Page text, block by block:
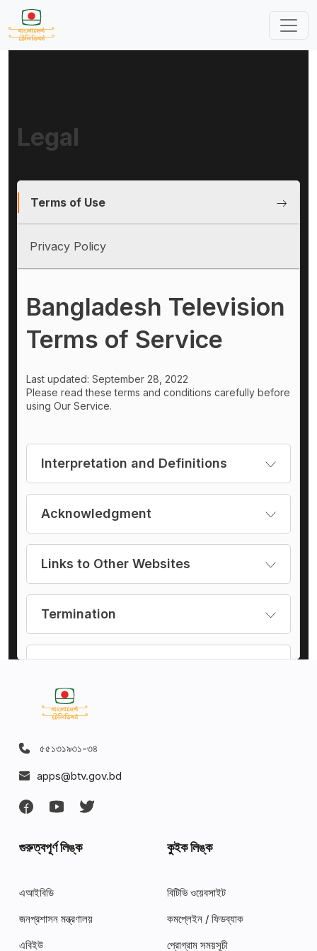
Legal
Terms of Use
Privacy Policy
Bangladesh Television
Terms of Service
Last updated: September 28, 2022
Please read these terms and conditions carefully before
using Our Service.
Interpretation and Definitions
Acknowledgment
Links to Other Websites
Termination
Limitation of Liability
"AS IS"and
Governing Law
৫৫১৩১৯৩১-৩৪
apps@btv.gov.bd
গুরুত্বপূর্ণ লিঙ্ক
এআইবিডি
জনপ্রশাসন মন্ত্রণালয়
এবিইউ
কুইক লিঙ্ক
বিটিভি ওয়েবসাইট
কমপ্লেইন / ফিডব্যাক
প্রোগ্রাম সময়সূচী